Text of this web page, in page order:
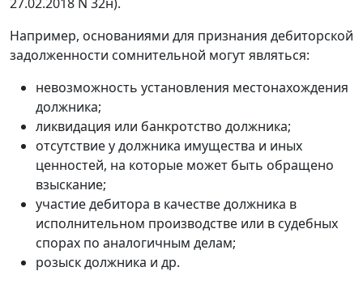
Например, основаниями для признания дебиторской
задолженности сомнительной могут являться:
невозможность установления местонахождения
должника;
ликвидация или банкротство должника;
отсутствие у должника имущества и иных
ценностей, на которые может быть обращено
взыскание;
участие дебитора в качестве должника в
исполнительном производстве или в судебных
спорах по аналогичным делам;
розыск должника и др.